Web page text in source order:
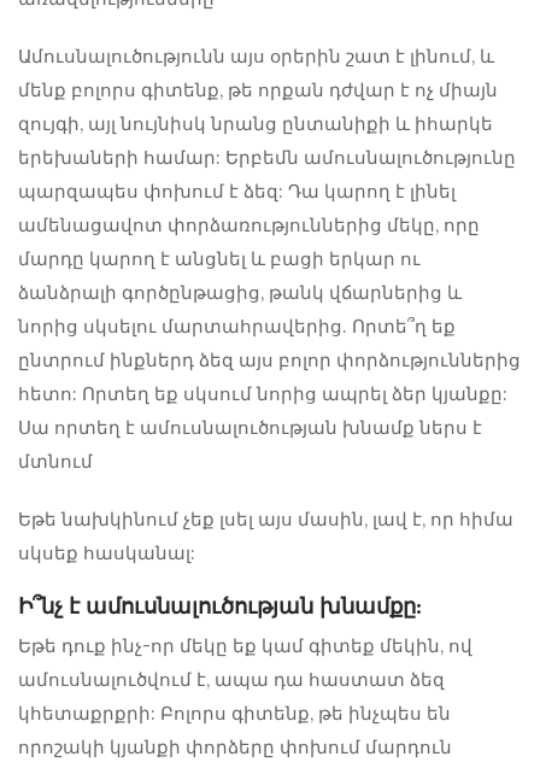
Ամուսնալուծությունն այս օրերին շատ է լինում, և
մենք բոլորս գիտենք, թե որքան դժվար է ոչ միայն
զույգի, այլ նույնիսկ նրանց ընտանիքի և իհարկե
երեխաների համար: Երբեմն ամուսնալուծությունը
պարզապես փոխում է ձեզ: Դա կարող է լինել
ամենացավոտ փորձառություններից մեկը, որը
մարդը կարող է անցնել և բացի երկար ու
ձանձրալի գործընթացից, թանկ վճարներից և
նորից սկսելու մարտահրավերից. Որտե՞ղ եք
ընտրում ինքներդ ձեզ այս բոլոր փորձություններից
հետո: Որտեղ եք սկսում նորից ապրել ձեր կյանքը:
Սա որտեղ է ամուսնալուծության խնամք ներս է
մտնում
Եթե ​​նախկինում չեք լսել այս մասին, լավ է, որ հիմա
սկսեք հասկանալ:
Ի՞նչ է ամուսնալուծության խնամքը:
Եթե ​​դուք ինչ-որ մեկը եք կամ գիտեք մեկին, ով
ամուսնալուծվում է, ապա դա հաստատ ձեզ
կհետաքրքրի: Բոլորս գիտենք, թե ինչպես են
որոշակի կյանքի փորձերը փոխում մարդուն